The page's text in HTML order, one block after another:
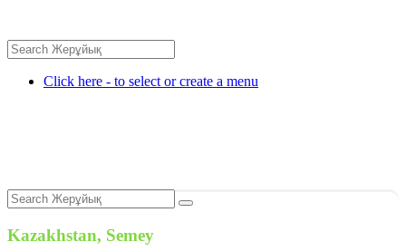
Click here - to select or create a menu
Kazakhstan, Semey